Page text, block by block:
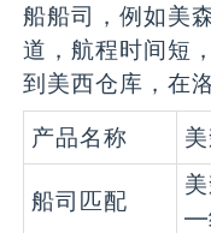
船船司，例如美
道，航程时间短
到美西仓库，在
产品名称
船司匹配
—